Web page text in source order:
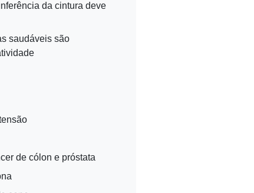
da cintura deve
saudáveis são
de cólon e próstata